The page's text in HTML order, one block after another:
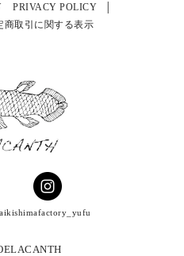
PRIVACY POLICY
商取引に関する表示
ikishimafactory_yufu